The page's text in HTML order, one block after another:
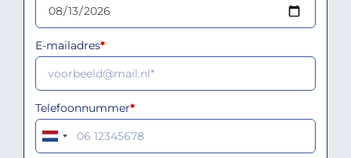
E-mailadres*
Telefoonnummer*